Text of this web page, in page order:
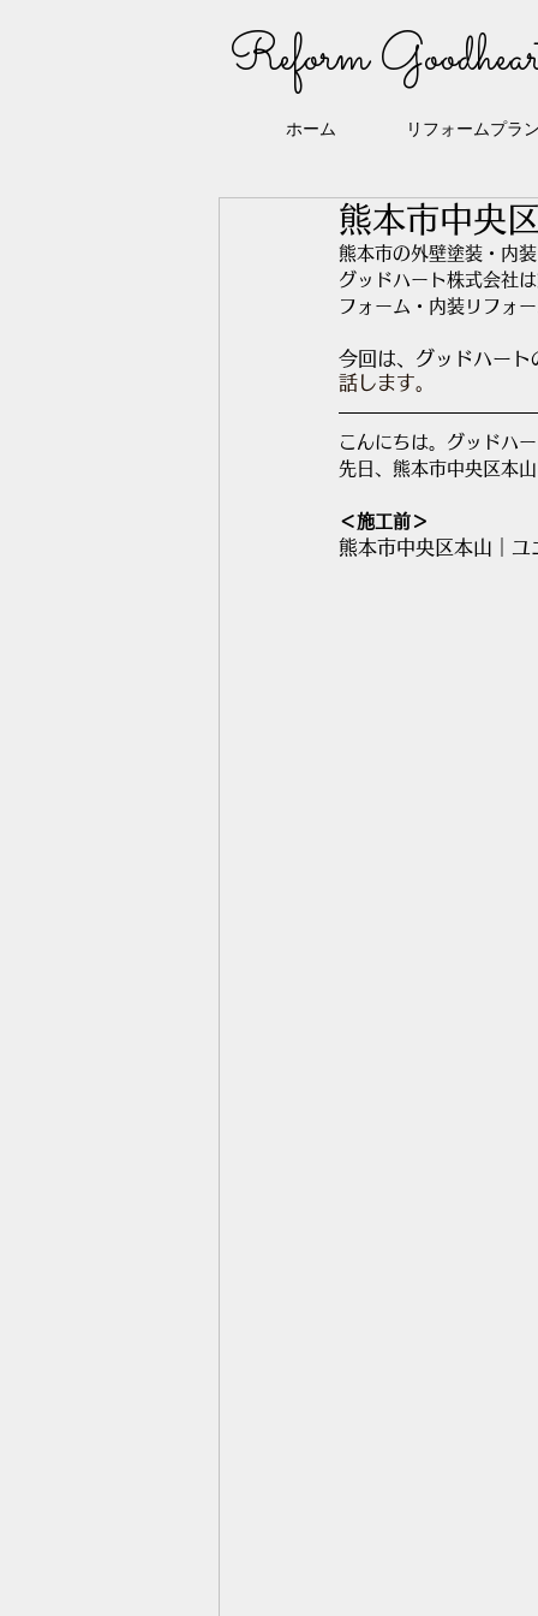
Reform
ホーム リフォームプラン
熊本市中央
熊本市の外壁塗装・内
グッドハート株式会社
フォーム・内装リフォ
今回は、グッドハート
話します。
こんにちは。グッドハー
先日、熊本市中央区本
＜施工前＞
熊本市中央区本山｜